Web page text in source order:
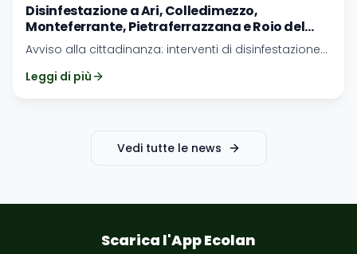
Disinfestazione a Ari, Colledimezzo,
Monteferrante, Pietraferrazzana e Roio del
Sangro - 13 luglio 2026
Avviso alla cittadinanza: interventi di disinfestazione
Pietraferrazzana e Roio del Sangro.
Leggi di più
Vedi tutte le news
Scarica l'App Ecolan